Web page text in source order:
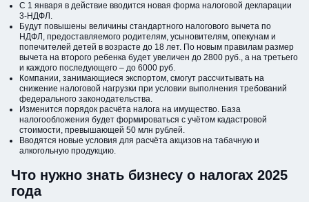
С 1 января в действие вводится новая форма налоговой декларации
3-НДФЛ.
Будут повышены величины стандартного налогового вычета по
НДФЛ, предоставляемого родителям, усыновителям, опекунам и
попечителей детей в возрасте до 18 лет. По новым правилам размер
вычета на второго ребенка будет увеличен до 2800 руб., а на третьего
и каждого последующего – до 6000 руб.
Компании, занимающиеся экспортом, смогут рассчитывать на
снижение налоговой нагрузки при условии выполнения требований
федерального законодательства.
Изменится порядок расчёта налога на имущество. База
налогообложения будет формироваться с учётом кадастровой
стоимости, превышающей 50 млн рублей.
Вводятся новые условия для расчёта акцизов на табачную и
алкогольную продукцию.
Что нужно знать бизнесу о налогах 2025
года